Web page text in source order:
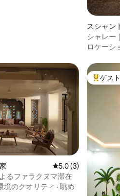
スシャン
シャレー
ィラ｜
ロケーシ
レビュー3件、5つ星
5.0 (3)
るファラクヌマ滞在
境のクオリティ · 眺め
大好評
ゲス